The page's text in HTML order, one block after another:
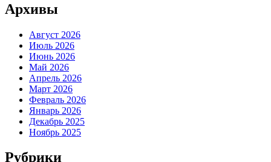
Архивы
Август 2026
Июль 2026
Июнь 2026
Май 2026
Апрель 2026
Март 2026
Февраль 2026
Январь 2026
Декабрь 2025
Ноябрь 2025
Рубрики